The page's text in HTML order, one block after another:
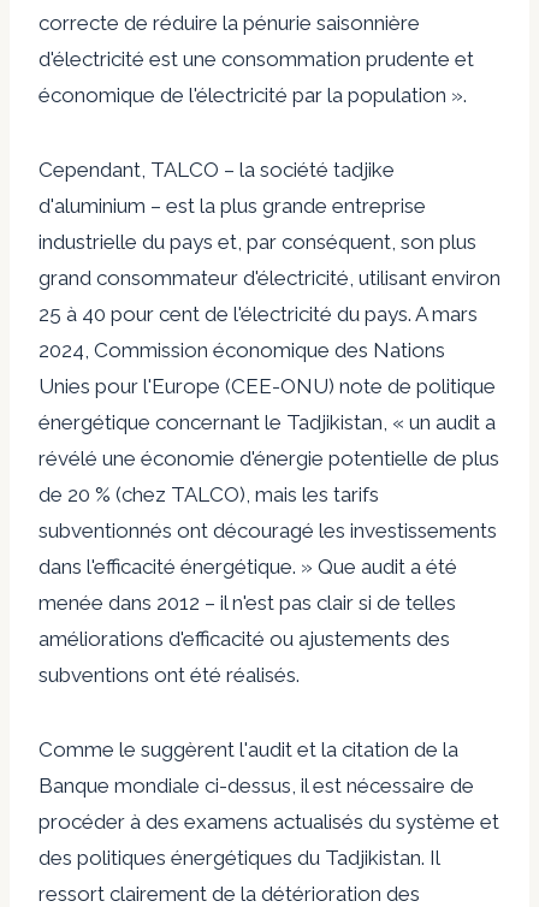
correcte de réduire la pénurie saisonnière
d'électricité est une consommation prudente et
économique de l'électricité par la population ».
Cependant, TALCO – la société tadjike
d'aluminium – est la plus grande entreprise
industrielle du pays et, par conséquent, son plus
grand consommateur d'électricité, utilisant environ
25 à 40 pour cent de l'électricité du pays. A mars
2024, Commission économique des Nations
Unies pour l'Europe (CEE-ONU) note de politique
énergétique concernant le Tadjikistan, « un audit a
révélé une économie d'énergie potentielle de plus
de 20 % (chez TALCO), mais les tarifs
subventionnés ont découragé les investissements
dans l'efficacité énergétique. » Que audit a été
menée dans 2012 – il n'est pas clair si de telles
améliorations d'efficacité ou ajustements des
subventions ont été réalisés.
Comme le suggèrent l'audit et la citation de la
Banque mondiale ci-dessus, il est nécessaire de
procéder à des examens actualisés du système et
des politiques énergétiques du Tadjikistan. Il
ressort clairement de la détérioration des